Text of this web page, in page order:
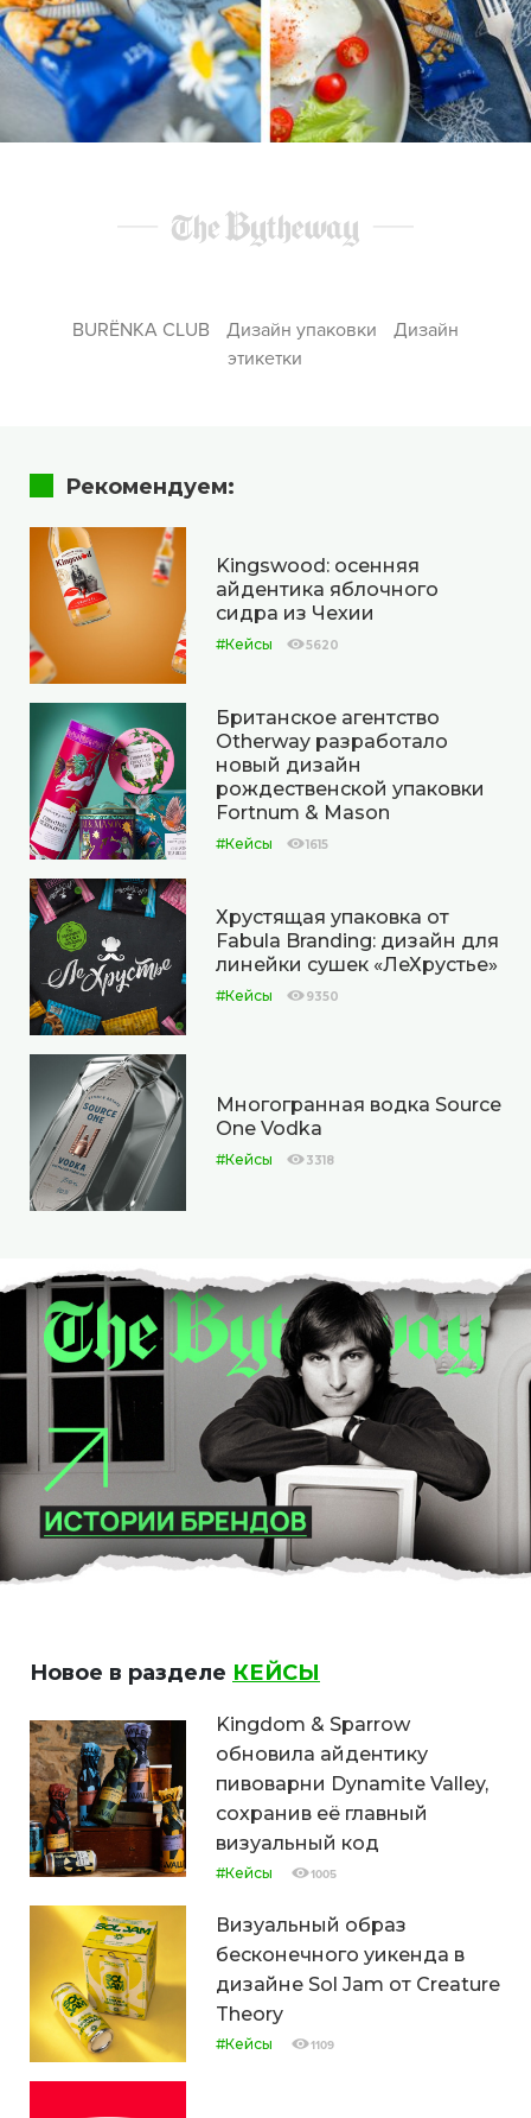
BURЁNKA CLUB Дизайн упаковки
Дизайн
этикетки
Рекомендуем:
Kingswood: осенняя
айдентика яблочного
сидра из Чехии
#Кейсы 5620
Британское агентство
Otherway разработало
новый дизайн
рождественской упаковки
Fortnum & Mason
#Кейсы 1615
Хрустящая упаковка от
Fabula Branding: дизайн для
линейки сушек «ЛеХрустье»
#Кейсы 9350
Многогранная водка Source
One Vodka
#Кейсы 3318
Новое в разделе КЕЙСЫ
Kingdom & Sparrow
обновила айдентику
пивоварни Dynamite Valley,
сохранив её главный
визуальный код
#Кейсы 1005
Визуальный образ
бесконечного уикенда в
дизайне Sol Jam от Creature
Theory
#Кейсы 1109